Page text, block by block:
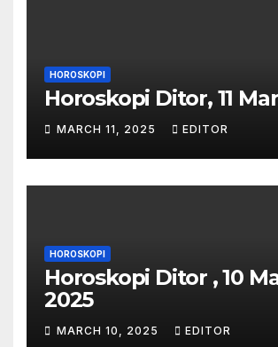
HOROSKOPI
Horoskopi Ditor, 11
MARCH 11, 2025 EDITOR
HOROSKOPI
Horoskopi Ditor , 10
2025
MARCH 10, 2025 EDITOR